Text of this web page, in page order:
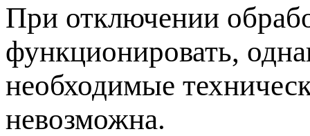
При отключении
функционировать,
необходимые
невозможна.